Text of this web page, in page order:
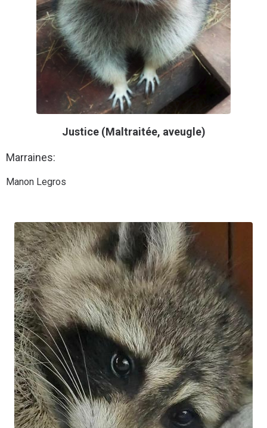
Justice (Maltraitée, aveugle)
Marraines:
Manon Legros